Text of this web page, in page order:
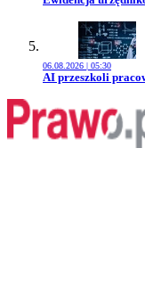
06.08.2026 | 05:30
Przejdź do artykułu:
AI przeszkoli